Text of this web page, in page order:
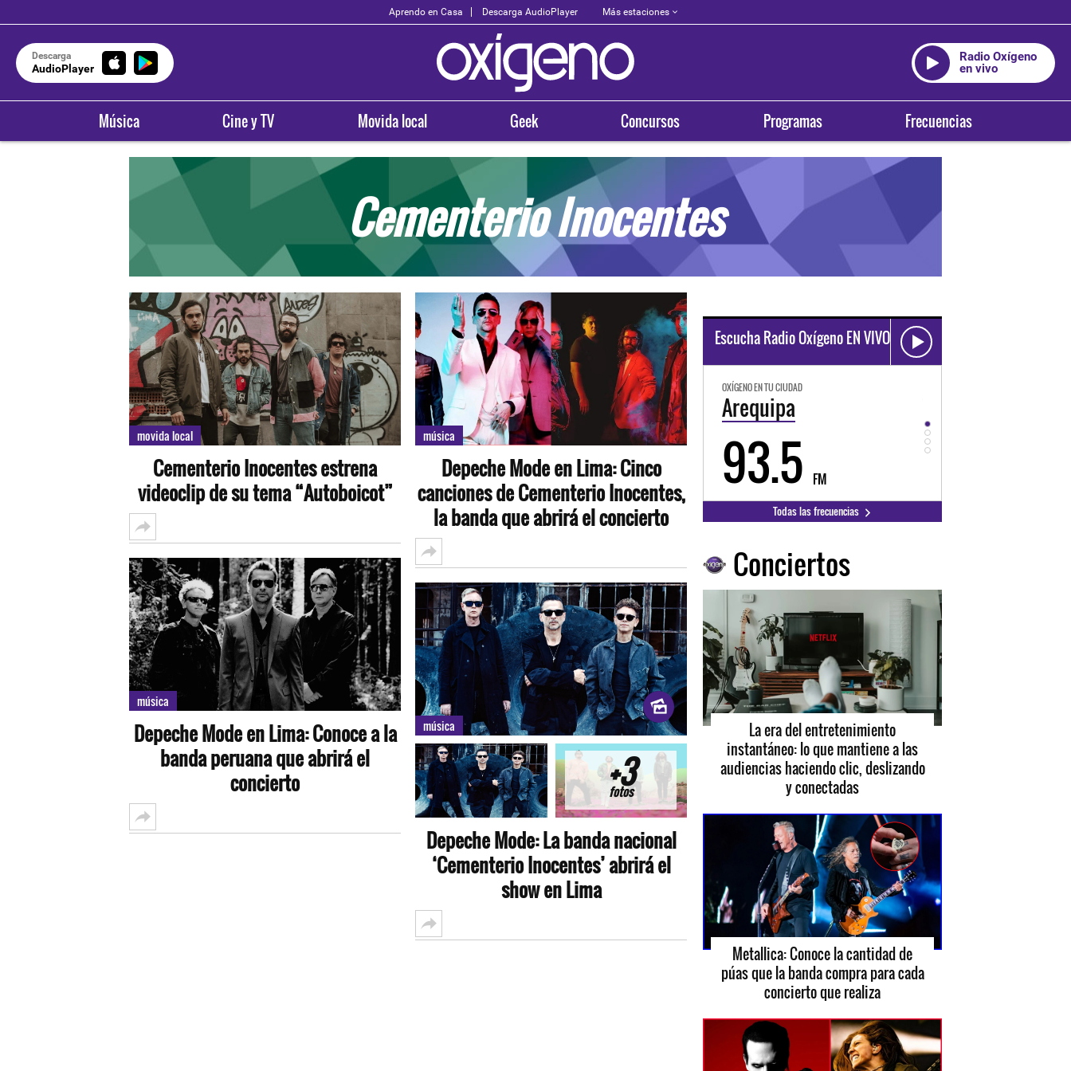
Aprendo en Casa Descarga AudioPlayer Más estaciones
Descarga
AudioPlayer
Radio Oxígeno
en vivo
Música Cine y TV Movida local Geek Concursos Programas Frecuencias
Cementerio Inocentes
movida local
Cementerio Inocentes estrena
videoclip de su tema “Autoboicot”
música
Depeche Mode en Lima: Conoce a la
banda peruana que abrirá el
concierto
música
Depeche Mode en Lima: Cinco
canciones de Cementerio Inocentes,
la banda que abrirá el concierto
música
+3
fotos
Depeche Mode: La banda nacional
‘Cementerio Inocentes’ abrirá el
show en Lima
Escucha Radio Oxígeno EN VIVO
OXÍGENO EN TU CIUDAD
Arequipa
93.5 FM 98.3
Todas las frecuencias
Conciertos
La era del entretenimiento
instantáneo: lo que mantiene a las
audiencias haciendo clic, deslizando
y conectadas
Metallica: Conoce la cantidad de
púas que la banda compra para cada
concierto que realiza